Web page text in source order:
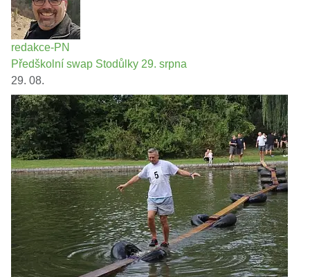
redakce-PN
Předškolní swap Stodůlky 29. srpna
29. 08.